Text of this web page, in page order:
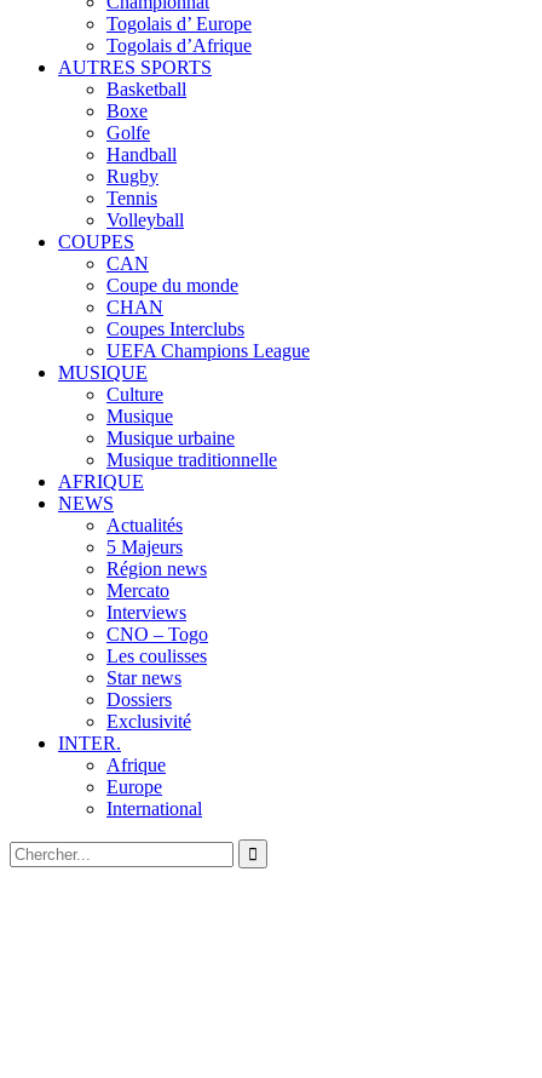
Togolais d’ Europe
Togolais d’Afrique
AUTRES SPORTS
Basketball
Boxe
Golfe
Handball
Rugby
Tennis
Volleyball
COUPES
CAN
Coupe du monde
CHAN
Coupes Interclubs
UEFA Champions League
MUSIQUE
Culture
Musique
Musique urbaine
Musique traditionnelle
AFRIQUE
NEWS
Actualités
5 Majeurs
Région news
Mercato
Interviews
CNO – Togo
Les coulisses
Star news
Dossiers
Exclusivité
INTER.
Afrique
Europe
International